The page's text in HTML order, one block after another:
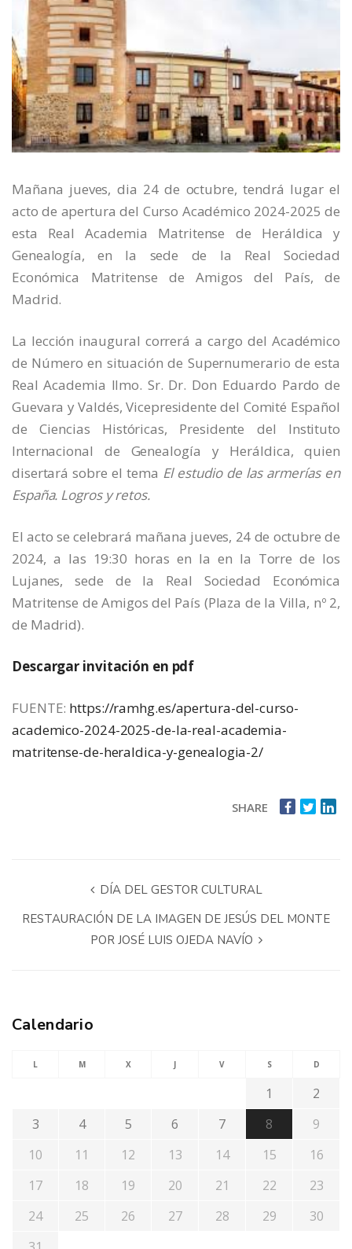
Mañana jueves, dia 24 de octubre, tendrá lugar el
acto de apertura del Curso Académico 2024-2025 de
esta Real Academia Matritense de Heráldica y
Genealogía, en la sede de la Real Sociedad
Económica Matritense de Amigos del País, de
Madrid.
La lección inaugural correrá a cargo del Académico
de Número en situación de Supernumerario de esta
Real Academia Ilmo. Sr. Dr. Don Eduardo Pardo de
Guevara y Valdés, Vicepresidente del Comité Español
de Ciencias Históricas, Presidente del Instituto
Internacional de Genealogía y Heráldica, quien
disertará sobre el tema El estudio de las armerías en
España. Logros y retos.
El acto se celebrará mañana jueves, 24 de octubre de
2024, a las 19:30 horas en la en la Torre de los
Lujanes, sede de la Real Sociedad Económica
Matritense de Amigos del País (Plaza de la Villa, nº 2,
de Madrid).
Descargar invitación en pdf
FUENTE: https://ramhg.es/apertura-del-curso-
academico-2024-2025-de-la-real-academia-
matritense-de-heraldica-y-genealogia-2/
SHARE
DÍA DEL GESTOR CULTURAL
RESTAURACIÓN DE LA IMAGEN DE JESÚS DEL MONTE
POR JOSÉ LUIS OJEDA NAVÍO
Calendario
L M X J V S D
1
2
3
4 5 6 7 8
9
10
11 12 13 14 15
16
17
18 19 20 21 22
23
24
25 26 27 28 29
30